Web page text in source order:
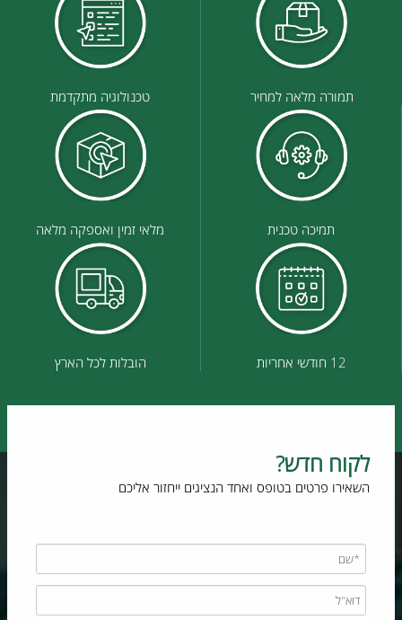
תמורה מלאה למחיר טכנולוגיה מתקדמת
תמיכה טכנית מלאי זמין ואספקה מלאה
12 חודשי אחריות הובלות לכל הארץ
לקוח חדש?
השאירו פרטים בטופס ואחד הנציגים ייחזור אליכם